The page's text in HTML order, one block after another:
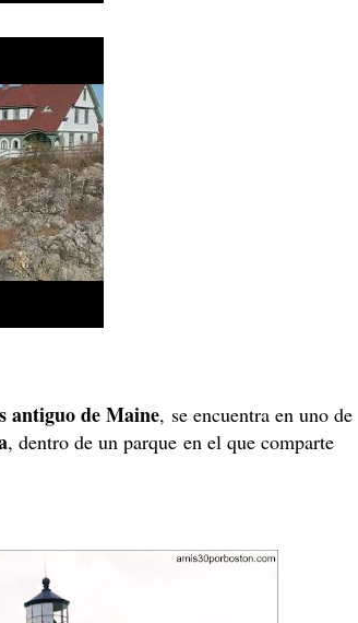
antiguo de Maine, se encuentra en uno de
, dentro de un parque en el que comparte